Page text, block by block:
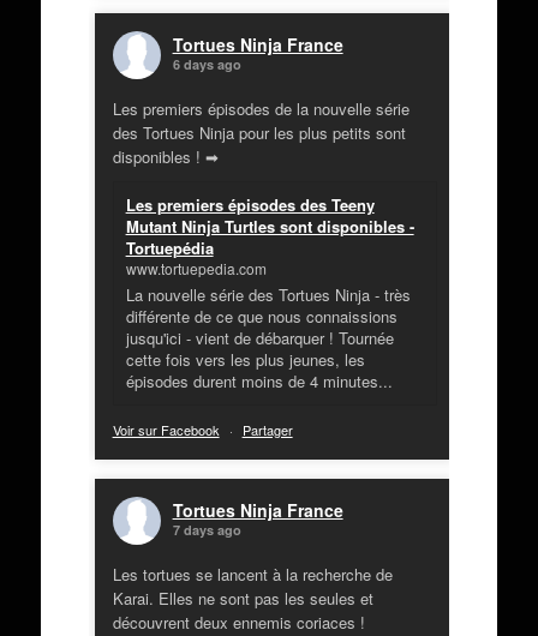
Tortues Ninja France
6 days ago
Les premiers épisodes de la nouvelle série
des Tortues Ninja pour les plus petits sont
disponibles ! ➡
Les premiers épisodes des Teeny
Mutant Ninja Turtles sont disponibles -
Tortuepédia
www.tortuepedia.com
La nouvelle série des Tortues Ninja - très
différente de ce que nous connaissions
jusqu'ici - vient de débarquer ! Tournée
cette fois vers les plus jeunes, les
épisodes durent moins de 4 minutes...
Voir sur Facebook · Partager
Tortues Ninja France
7 days ago
Les tortues se lancent à la recherche de
Karai. Elles ne sont pas les seules et
découvrent deux ennemis coriaces !